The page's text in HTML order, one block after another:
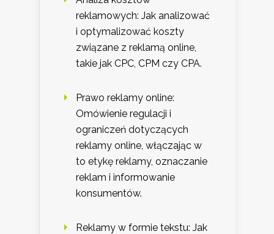
reklamowych: Jak analizować
i optymalizować koszty
związane z reklamą online,
takie jak CPC, CPM czy CPA.
Prawo reklamy online:
Omówienie regulacji i
ograniczeń dotyczących
reklamy online, włączając w
to etykę reklamy, oznaczanie
reklam i informowanie
konsumentów.
Reklamy w formie tekstu: Jak